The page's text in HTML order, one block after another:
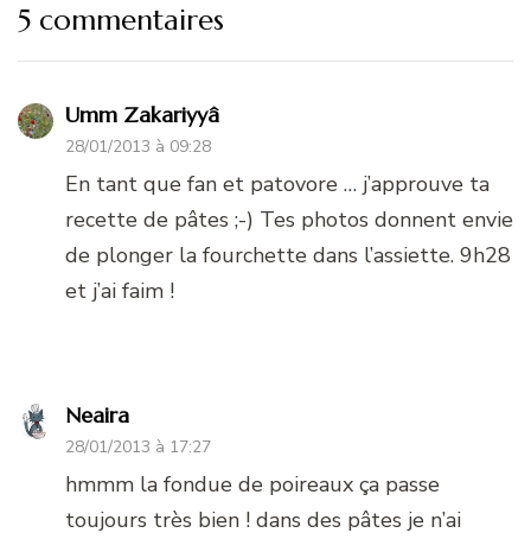
5 commentaires
Umm Zakariyyâ
28/01/2013 à 09:28
En tant que fan et patovore … j’approuve ta
recette de pâtes ;-) Tes photos donnent envie
de plonger la fourchette dans l’assiette. 9h28
et j’ai faim !
Neaira
28/01/2013 à 17:27
hmmm la fondue de poireaux ça passe
toujours très bien ! dans des pâtes je n’ai